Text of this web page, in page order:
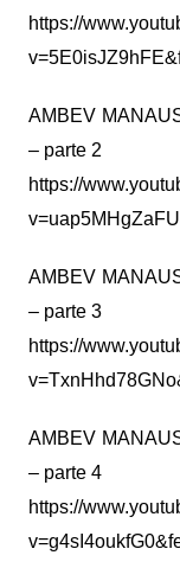
https://
AMBEV
– parte 2
https://
AMBEV
– parte 3
https://
AMBEV
– parte 4
https://